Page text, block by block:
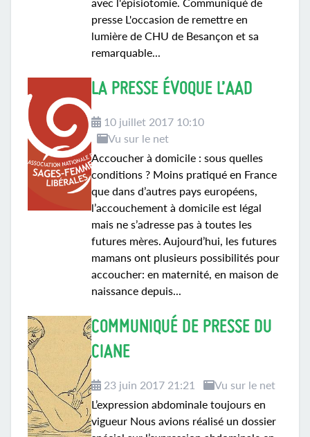
presse L'occasion de remettre en
lumière de CHU de Besançon et sa
remarquable...
LA PRESSE ÉVOQUE L’AAD
10 juillet 2017 10:10
Vu sur le net
Accoucher à domicile : sous quelles
conditions ? Moins pratiqué en France
que dans d’autres pays européens,
l’accouchement à domicile est légal
mais ne s’adresse pas à toutes les
futures mères. Aujourd’hui, les futures
mamans ont plusieurs possibilités pour
accoucher: en maternité, en maison de
naissance depuis...
COMMUNIQUÉ DE PRESSE DU
CIANE
23 juin 2017 21:21
Vu sur le net
L’expression abdominale toujours en
vigueur Nous avions réalisé un dossier